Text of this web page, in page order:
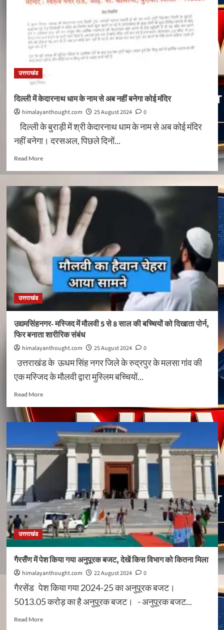
अतिवृष्टि
से
हुए
नुकसान
समीक्षा
की
ग्राम्य
विकास
मंत्री
गणेश
जोशी
उत्तराखंड
दिल्ली में केदारनाथ धाम के नाम से अब नहीं बनेगा कोई मंदिर
himalayanthought.com 25 August 2024 0
दिल्ली के बुराड़ी में श्री केदारनाथ धाम के नाम से अब कोई मंदिर
नहीं बनेगा। दरसअल, पिछले दिनों...
Read MoreRead
about
दिल्ली
में
केदारनाथ
धाम
के
नाम
से
कोई
मंदिर
उत्तराखंड
उद्यमसिंहनगर- मस्जिद में मौलवी 5 से 8 साल की बच्चियों को दिखाता पोर्न,
फिर बनाता शारीरिक संबंध
himalayanthought.com 25 August 2024 0
उत्तराखंड के ऊधम सिंह नगर जिले के रुद्रपुर के मलसा गांव की
एक मस्जिद के मौलवी द्वारा मुस्लिम बच्चियों...
Read MoreRead
उद्यमसिंहनगर-
मस्जिद
मौलवी
से
बच्चियों
को
दिखाता
पोर्न,
बनाता
शारीरिक
संबंध
उत्तराखंड
गैरसैंण में पेश किया गया अनुपूरक बजट, देखें किस विभाग को कितना मिला
himalayanthought.com 22 August 2024 0
गैरसेंड पेश किया गया 2024-25 का अनुपूरक बजट।
5013.05 करोड़ का है अनुपूरक बजट। - अनुपूरक बजट...
Read MoreRead